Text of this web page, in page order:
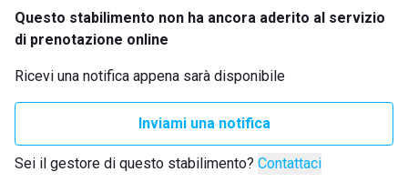
Questo stabilimento non ha ancora aderito al servizio
di prenotazione online
Ricevi una notifica appena sarà disponibile
Inviami una notifica
Sei il gestore di questo stabilimento? Contattaci